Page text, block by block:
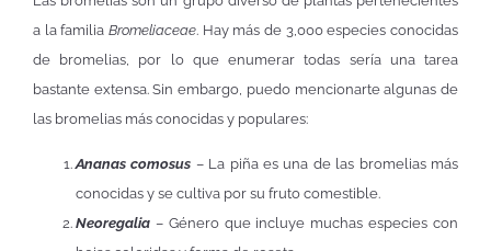
a la familia Bromeliaceae. Hay más de 3,000 especies conocidas
de bromelias, por lo que enumerar todas sería una tarea
bastante extensa. Sin embargo, puedo mencionarte algunas de
las bromelias más conocidas y populares:
Ananas comosus – La piña es una de las bromelias más
conocidas y se cultiva por su fruto comestible.
Neoregalia – Género que incluye muchas especies con